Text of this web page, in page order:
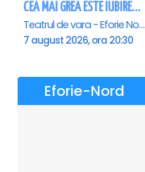
CEA MAI GREA ESTE IUBIREA - Eforie Nord
Teatrul de vara - Eforie Nord, Eforie-Nord
7 august 2026, ora 20:30
Eforie-Nord